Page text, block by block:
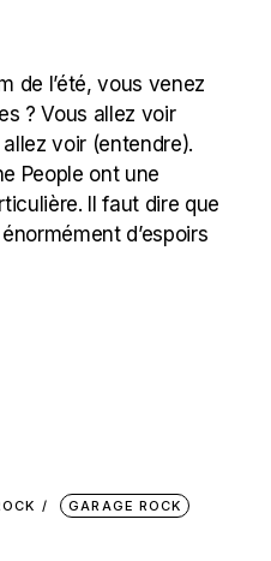
de l’été, vous venez
? Vous allez voir
voir (entendre).
People ont une
Il faut dire que
d’espoirs
GARAGE ROCK